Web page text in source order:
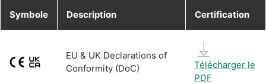
Symbole Description Certification
EU & UK Declarations of
Conformity (DoC)
Télécharger le
PDF